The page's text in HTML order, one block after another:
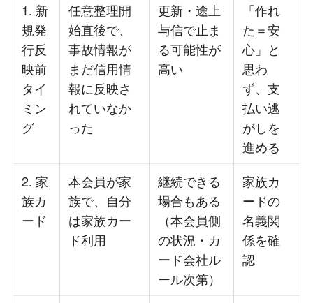
1. 新
規発
行反
映前
タイ
ミン
グ
任意整理開
始直後で、
事故情報が
まだ信用情
報に反映さ
れていなか
った
更新・途上
与信で止ま
る可能性が
高い
「作れ
た＝安
心」と
思わ
ず、支
払い逃
がしを
進める
2. 家
族カ
ード
本会員が家
族で、自分
は家族カー
ド利用
継続できる
場合もある
（本会員側
の状況・カ
ード会社ル
ール次第）
家族カ
ードの
名義関
係を確
認